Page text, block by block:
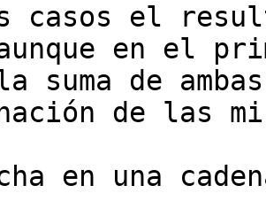
casos el
en el
suma de
de las
en una